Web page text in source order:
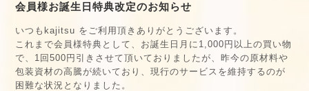
会員様お誕生日特典改定のお知らせ
いつもkajitsu をご利用頂きありがとうございます。
これまで会員様特典として、お誕生日月に1,000円以上の買い物
で、1回500円引きさせて頂いておりましたが、昨今の原材料や
包装資材の高騰が続いており、現行のサービスを維持するのが
困難な状況となりました。